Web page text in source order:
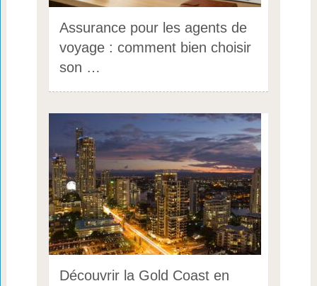
Assurance pour les agents de
voyage : comment bien choisir
son …
Découvrir la Gold Coast en